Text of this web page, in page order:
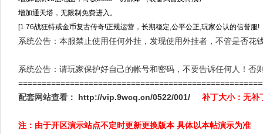
增加通天塔，无限制免费进入。
[1.76战狂特戒金币复古传奇!正规运营，长期稳定,公平公正,玩家公认的信誉服!
系统公告：本服禁止使用任何外挂，发现使用外挂者，不管是否花
系统公告：请玩家保护好自己的帐号和密码，不要告诉任何人！否
配套网站查看：
http://vip.9wcq.cn/0522/001/ 补丁大小：无
注：由于开区演示站点不定时更新更换版本 具体以本帖演示为准